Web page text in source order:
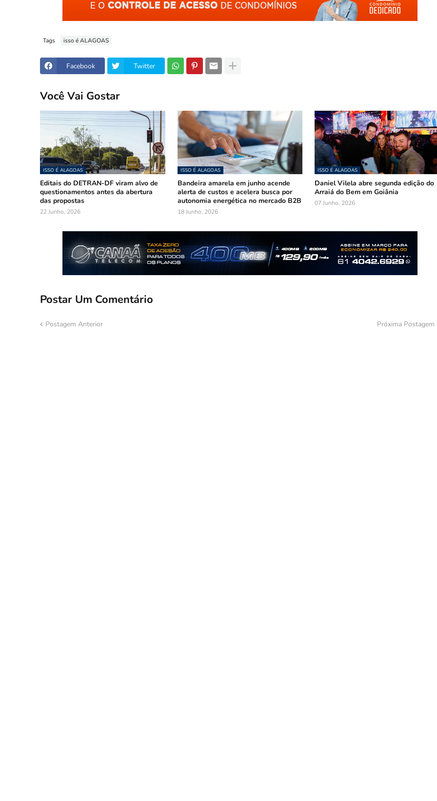
Tags isso é ALAGOAS
Facebook Twitter
Você Vai Gostar
ISSO É ALAGOAS
Editais do DETRAN-DF viram alvo de
questionamentos antes da abertura
das propostas
22 Junho, 2026
ISSO É ALAGOAS
Bandeira amarela em junho acende
alerta de custos e acelera busca por
autonomia energética no mercado B2B
18 Junho, 2026
ISSO É ALAGOAS
Daniel Vilela abre segunda edição do
Arraiá do Bem em Goiânia
07 Junho, 2026
Postar Um Comentário
Postagem Anterior Próxima Postagem